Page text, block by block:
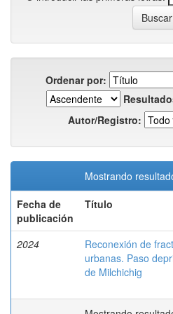
Ordenar por:
Autor/Registro:
Mostrando
Fecha de
publicación
Título
2024
Reconexión de
urbanas. Paso
de Milchichig